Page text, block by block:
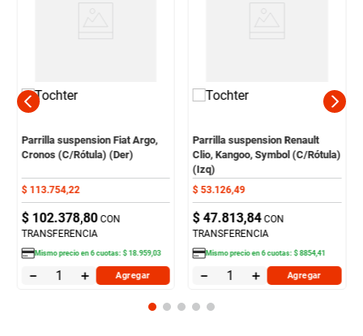
Parrilla suspension Fiat Argo,
Cronos (C/Rótula) (Der)
$ 113.754,22
$ 102.378,80 CON
TRANSFERENCIA
Mismo precio en6cuotas:$ 18.959,03
＋
－ Agregar
Parrilla suspension Renault
Clio, Kangoo, Symbol (C/Rótula)
(Izq)
$ 53.126,49
$ 47.813,84 CON
TRANSFERENCIA
Mismo precio en6cuotas:$ 8854,41
＋
－ Agregar